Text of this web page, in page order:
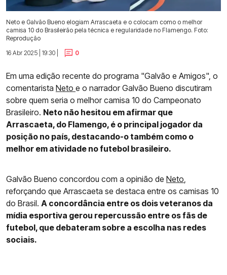
Neto e Galvão Bueno elogiam Arrascaeta e o colocam como o melhor
camisa 10 do Brasileirão pela técnica e regularidade no Flamengo. Foto:
Reprodução
16 Abr 2025 | 19:30 |
0
Em uma edição recente do programa "Galvão e Amigos", o
comentarista Neto e o narrador Galvão Bueno discutiram
sobre quem seria o melhor camisa 10 do Campeonato
Brasileiro. Neto não hesitou em afirmar que
Arrascaeta, do Flamengo, é o principal jogador da
posição no país, destacando-o também como o
melhor em atividade no futebol brasileiro.
Galvão Bueno concordou com a opinião de Neto,
reforçando que Arrascaeta se destaca entre os camisas 10
do Brasil. A concordância entre os dois veteranos da
mídia esportiva gerou repercussão entre os fãs de
futebol, que debateram sobre a escolha nas redes
sociais.